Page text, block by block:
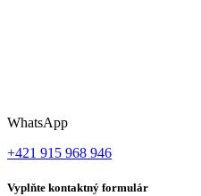
WhatsApp
+421 915 968 946
Vyplňte kontaktný formulár